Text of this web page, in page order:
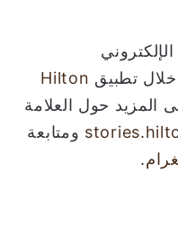
تطبيق Hilton
المزيد حول العلامة
ومتابعة
.